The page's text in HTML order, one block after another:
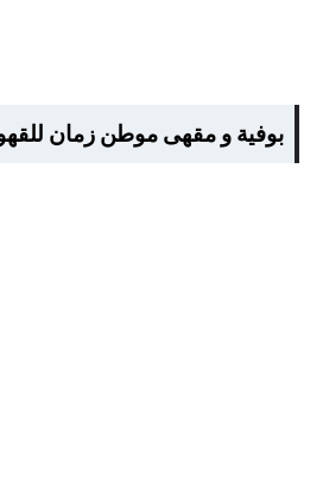
بوفية و مقهى موطن زمان